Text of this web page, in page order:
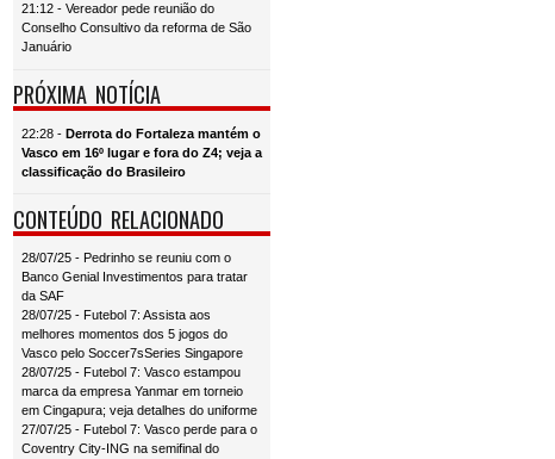
21:12 - Vereador pede reunião do
Conselho Consultivo da reforma de São
Januário
PRÓXIMA NOTÍCIA
22:28 - Derrota do Fortaleza mantém o
Vasco em 16º lugar e fora do Z4; veja a
classificação do Brasileiro
CONTEÚDO RELACIONADO
28/07/25 - Pedrinho se reuniu com o
Banco Genial Investimentos para tratar
da SAF
28/07/25 - Futebol 7: Assista aos
melhores momentos dos 5 jogos do
Vasco pelo Soccer7sSeries Singapore
28/07/25 - Futebol 7: Vasco estampou
marca da empresa Yanmar em torneio
em Cingapura; veja detalhes do uniforme
27/07/25 - Futebol 7: Vasco perde para o
Coventry City-ING na semifinal do